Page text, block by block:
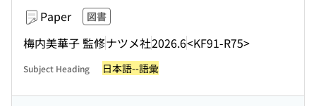
Paper 図書
梅内美華子 監修ナツメ社2026.6<KF91-R75>
Subject Heading 日本語--語彙